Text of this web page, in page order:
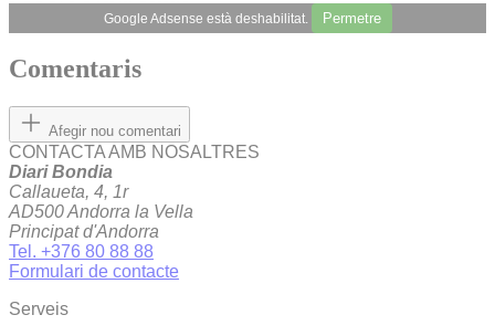
Google Adsense està deshabilitat. Permetre
Comentaris
Afegir nou comentari
CONTACTA AMB NOSALTRES
Diari Bondia
Callaueta, 4, 1r
AD500 Andorra la Vella
Principat d'Andorra
Tel. +376 80 88 88
Formulari de contacte
Serveis